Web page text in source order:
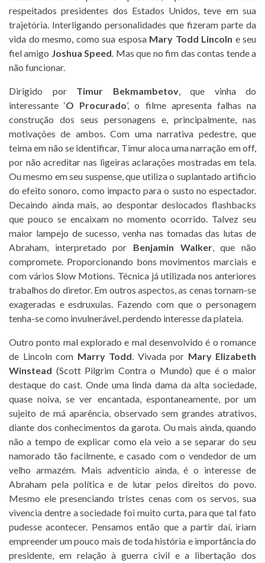
respeitados presidentes dos Estados Unidos, teve em sua
trajetória. Interligando personalidades que fizeram parte da
vida do mesmo, como sua esposa Mary Todd Lincoln e seu
fiel amigo Joshua Speed. Mas que no fim das contas tende a
não funcionar.
Dirigido por Timur Bekmambetov, que vinha do
interessante ‘O Procurado’, o filme apresenta falhas na
construção dos seus personagens e, principalmente, nas
motivações de ambos. Com uma narrativa pedestre, que
teima em não se identificar, Timur aloca uma narração em off,
por não acreditar nas ligeiras aclarações mostradas em tela.
Ou mesmo em seu suspense, que utiliza o suplantado artificio
do efeito sonoro, como impacto para o susto no espectador.
Decaindo ainda mais, ao despontar deslocados flashbacks
que pouco se encaixam no momento ocorrido. Talvez seu
maior lampejo de sucesso, venha nas tomadas das lutas de
Abraham, interpretado por Benjamin Walker, que não
compromete. Proporcionando bons movimentos marciais e
com vários Slow Motions. Técnica já utilizada nos anteriores
trabalhos do diretor. Em outros aspectos, as cenas tornam-se
exageradas e esdruxulas. Fazendo com que o personagem
tenha-se como invulnerável, perdendo interesse da plateia.
Outro ponto mal explorado e mal desenvolvido é o romance
de Lincoln com Marry Todd. Vivada por Mary Elizabeth
Winstead (Scott Pilgrim Contra o Mundo) que é o maior
destaque do cast. Onde uma linda dama da alta sociedade,
quase noiva, se ver encantada, espontaneamente, por um
sujeito de má aparência, observado sem grandes atrativos,
diante dos conhecimentos da garota. Ou mais ainda, quando
não a tempo de explicar como ela veio a se separar do seu
namorado tão facilmente, e casado com o vendedor de um
velho armazém. Mais adventício ainda, é o interesse de
Abraham pela política e de lutar pelos direitos do povo.
Mesmo ele presenciando tristes cenas com os servos, sua
vivencia dentre a sociedade foi muito curta, para que tal fato
pudesse acontecer. Pensamos então que a partir daí, iriam
empreender um pouco mais de toda história e importância do
presidente, em relação à guerra civil e a libertação dos